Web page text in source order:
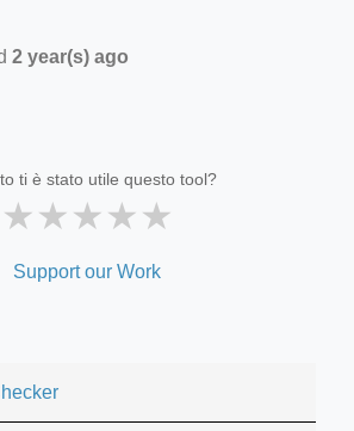
2 year(s) ago
ti è stato utile questo tool?
★★★★★
Support our Work